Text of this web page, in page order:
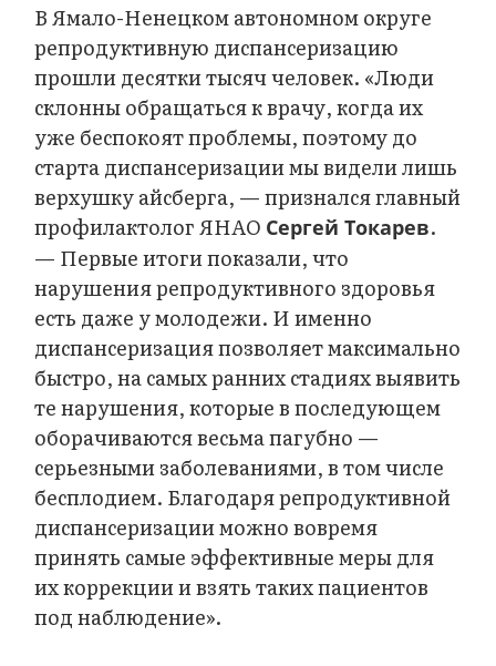
В Ямало-Ненецком автономном округе
репродуктивную диспансеризацию
прошли десятки тысяч человек. «Люди
склонны обращаться к врачу, когда их
уже беспокоят проблемы, поэтому до
старта диспансеризации мы видели лишь
верхушку айсберга, — признался главный
профилактолог ЯНАО Сергей Токарев.
— Первые итоги показали, что
нарушения репродуктивного здоровья
есть даже у молодежи. И именно
диспансеризация позволяет максимально
быстро, на самых ранних стадиях выявить
те нарушения, которые в последующем
оборачиваются весьма пагубно —
серьезными заболеваниями, в том числе
бесплодием. Благодаря репродуктивной
диспансеризации можно вовремя
принять самые эффективные меры для
их коррекции и взять таких пациентов
под наблюдение».